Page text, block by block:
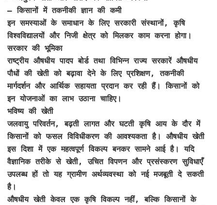
– किसानों में तकनीकी ज्ञान की कमी
इन समस्याओं के समाधान के लिए सरकारी संस्थानों, कृषि
विश्वविद्यालयों और निजी क्षेत्र को मिलकर काम करना होगा।
सरकार की भूमिका
राष्ट्रीय औषधीय पादप बोर्ड तथा विभिन्न राज्य सरकारें औषधीय
पौधों की खेती को बढ़ावा देने के लिए प्रशिक्षण, तकनीकी
मार्गदर्शन और आर्थिक सहायता प्रदान कर रही हैं। किसानों को
इन योजनाओं का लाभ उठाना चाहिए।
भविष्य की खेती
जलवायु परिवर्तन, बढ़ती लागत और घटती कृषि आय के दौर में
किसानों को फसल विविधीकरण की आवश्यकता है। औषधीय खेती
इस दिशा में एक महत्वपूर्ण विकल्प बनकर सामने आई है। यदि
वैज्ञानिक तरीके से खेती, उचित विपणन और प्रसंस्करण सुविधाएँ
उपलब्ध हों तो यह ग्रामीण अर्थव्यवस्था को नई मजबूती दे सकती
है।
औषधीय खेती केवल एक कृषि विकल्प नहीं, बल्कि किसानों के